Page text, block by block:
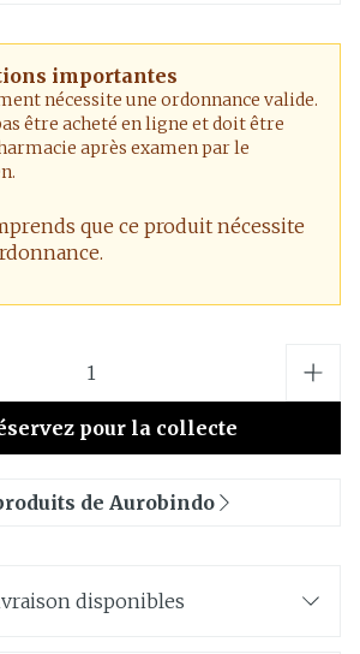
importantes
nécessite une ordonnance valide.
être acheté en ligne et doit être
après examen par le
que ce produit nécessite
pour la collecte
de Aurobindo
disponibles